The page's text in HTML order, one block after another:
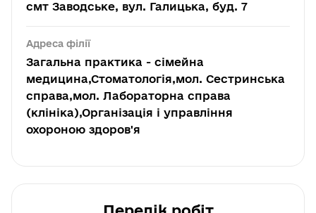
смт Заводське, вул. Галицька, буд. 7
Адреса філії
Загальна практика - сімейна
медицина,Стоматологія,мол. Сестринська
справа,мол. Лабораторна справа
(клініка),Організація і управління
охороною здоров'я